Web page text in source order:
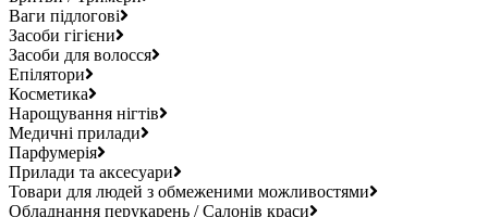
Ваги підлогові
Засоби гігієни
Засоби для волосся
Епілятори
Косметика
Нарощування нігтів
Медичні прилади
Парфумерія
Прилади та аксесуари
Товари для людей з обмеженими можливостями
Обладнання перукарень / Салонів краси